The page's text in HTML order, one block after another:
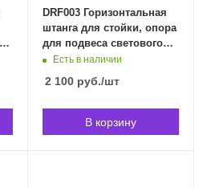
DRF003 Горизонтальная
штанга для стойки, опора
для подвеса светового
оборудования, Soundking
Есть в наличии
2 100руб./шт
В корзину